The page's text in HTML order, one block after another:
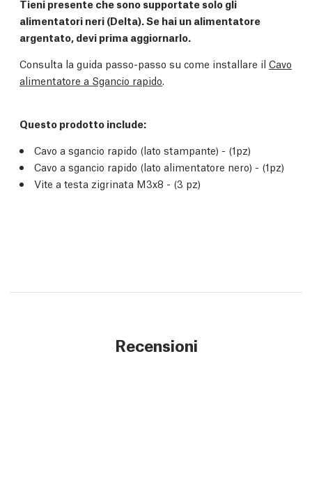
Tieni presente che sono supportate solo gli
alimentatori neri (Delta). Se hai un alimentatore
argentato, devi prima aggiornarlo.
Consulta la guida passo-passo su come installare il Cavo
alimentatore a Sgancio rapido.
Questo prodotto include:
Cavo a sgancio rapido (lato stampante) - (1pz)
Cavo a sgancio rapido (lato alimentatore nero) - (1pz)
Vite a testa zigrinata M3x8 - (3 pz)
Recensioni